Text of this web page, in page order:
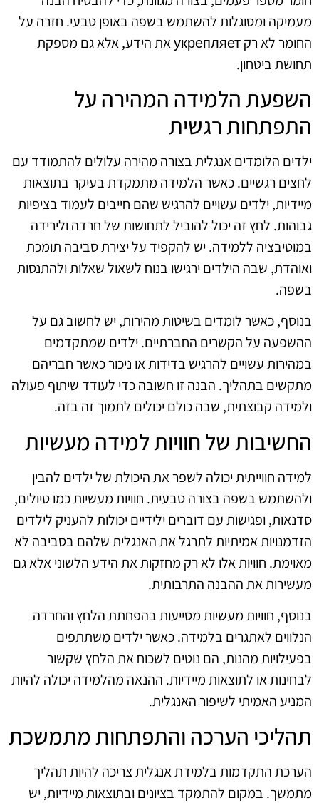
מעמיקה ומסוגלות להשתמש בשפה באופן טבעי. חזרה על
החומר לא רק укрепляет את הידע, אלא גם מספקת
תחושת ביטחון.
השפעת הלמידה המהירה על
התפתחות רגשית
ילדים הלומדים אנגלית בצורה מהירה עלולים להתמודד עם
לחצים רגשיים. כאשר הלמידה מתמקדת בעיקר בתוצאות
מיידיות, ילדים עשויים להרגיש שהם חייבים לעמוד בציפיות
גבוהות. לחץ זה יכול להוביל לתחושות של חרדה ולירידה
במוטיבציה ללמידה. יש להקפיד על יצירת סביבה תומכת
ואוהדת, שבה הילדים ירגישו בנוח לשאול שאלות ולהתנסות
בשפה.
בנוסף, כאשר לומדים בשיטות מהירות, יש לחשוב גם על
ההשפעה על הקשרים החברתיים. ילדים שמתקדמים
במהירות עשויים להרגיש בדידות או ניכור כאשר חבריהם
מתקשים בתהליך. הבנה זו חשובה כדי לעודד שיתוף פעולה
ולמידה קבוצתית, שבה כולם יכולים לתמוך זה בזה.
החשיבות של חוויות למידה מעשיות
למידה חווייתית יכולה לשפר את היכולת של ילדים להבין
ולהשתמש בשפה בצורה טבעית. חוויות מעשיות כמו טיולים,
סדנאות, ופגישות עם דוברים ילידיים יכולות להעניק לילדים
הזדמנויות אמיתיות לתרגל את האנגלית שלהם בסביבה לא
מאוימת. חוויות אלו לא רק מחזקות את הידע הלשוני אלא גם
מעשירות את ההבנה התרבותית.
בנוסף, חוויות מעשיות מסייעות בהפחתת הלחץ והחרדה
הנלווים לאתגרים בלמידה. כאשר ילדים משתתפים
בפעילויות מהנות, הם נוטים לשכוח את הלחץ שקשור
לבחינות או לתוצאות מיידיות. ההנאה מהלמידה יכולה להיות
המניע האמיתי לשיפור האנגלית.
תהליכי הערכה והתפתחות מתמשכת
הערכת התקדמות בלמידת אנגלית צריכה להיות תהליך
מתמשך. במקום להתמקד בציונים ובתוצאות מיידיות, יש